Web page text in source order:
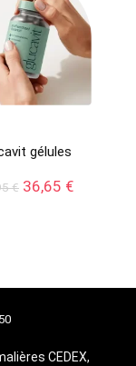
gélules
€ Le
36,65 €Le
CEDEX,